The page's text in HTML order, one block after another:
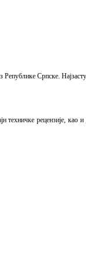
Републике Српске.
техничке рецензије, као